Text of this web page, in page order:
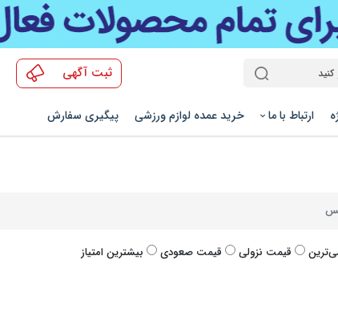
ثبت آگهی
ارتباط با ما خرید عمده لوازم ورزشی پیگیری سفارش
قيمت نزولی قيمت صعودی بیشترین امتیاز